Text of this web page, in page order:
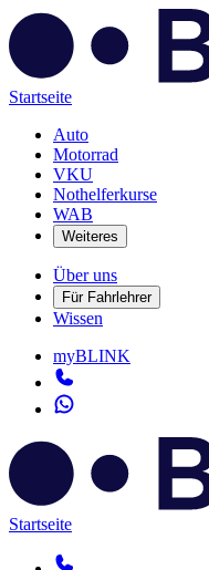
Startseite
Auto
Motorrad
VKU
Nothelferkurse
WAB
Weiteres
Über uns
Für Fahrlehrer
Wissen
myBLINK
Startseite